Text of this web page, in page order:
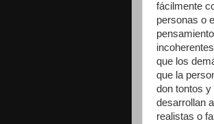
fácilmente
personas o
que los
que la
don tontos
desarrollan
realistas o